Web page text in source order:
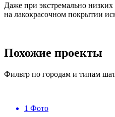
Даже при экстремально низких
на лакокрасочном покрытии
Похожие проекты
Фильтр по городам и типам
1 Фото